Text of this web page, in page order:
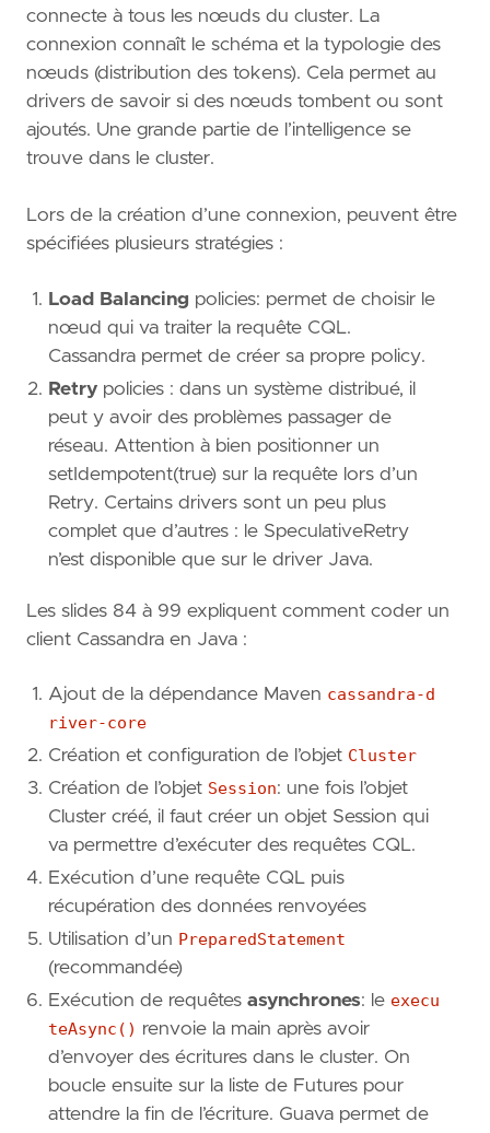
connecte à tous les nœuds du cluster. La
connexion connaît le schéma et la typologie des
nœuds (distribution des tokens). Cela permet au
drivers de savoir si des nœuds tombent ou sont
ajoutés. Une grande partie de l’intelligence se
trouve dans le cluster.
Lors de la création d’une connexion, peuvent être
spécifiées plusieurs stratégies :
Load Balancing policies: permet de choisir le
nœud qui va traiter la requête CQL.
Cassandra permet de créer sa propre policy.
Retry policies : dans un système distribué, il
peut y avoir des problèmes passager de
réseau. Attention à bien positionner un
setIdempotent(true) sur la requête lors d’un
Retry. Certains drivers sont un peu plus
complet que d’autres : le SpeculativeRetry
n’est disponible que sur le driver Java.
Les slides 84 à 99 expliquent comment coder un
client Cassandra en Java :
Ajout de la dépendance Maven cassandra-d
river-core
Création et configuration de l’objet Cluster
Création de l’objet Session: une fois l’objet
Cluster créé, il faut créer un objet Session qui
va permettre d’exécuter des requêtes CQL.
Exécution d’une requête CQL puis
récupération des données renvoyées
Utilisation d’un PreparedStatement
(recommandée)
Exécution de requêtes asynchrones: le execu
teAsync() renvoie la main après avoir
d’envoyer des écritures dans le cluster. On
boucle ensuite sur la liste de Futures pour
attendre la fin de l’écriture. Guava permet de